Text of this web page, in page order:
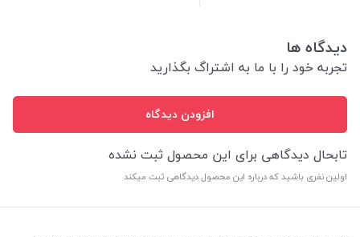
دیدگاه ها
تجربه خود را با ما به اشتراگ بگذارید
افزودن دیدگاه
تابحال دیدگاهی برای این محصول ثبت نشده
اولین نفری باشید که درباره این محصول دیدگاهی ثبت میکند